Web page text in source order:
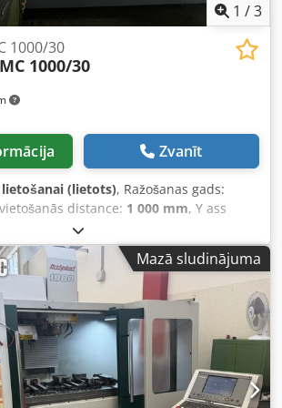
1 /3
1000/30
1000/30
Zvanīt
lietošanai (lietots), Ražošanas gads:
distance: 1 000 mm, Y ass
600 mm
, kontrolieru ražotājs:HEIDENHAIN,
TNC 530, vārpstas ātrums (maks.):
, instrumentu magazīna slotu skaits:
5-asu Bridgeport VMC 1000/30 tika ražots
iespaidīgs X-ass pārvietojums — 1000
— 600 mm un Z-ass pārvietojums
ir aprīkota ar HEIDENHAIN TNC 530
NIKKEN 5-asu rotācijas galdu. Ja jūs
apstrādes iespējas, apsveriet
Mazā sludinājuma